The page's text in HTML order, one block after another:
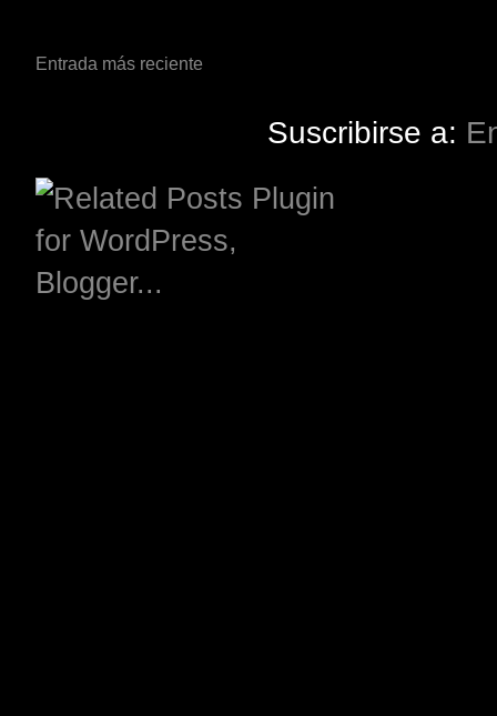
Entrada más reciente
Suscribirse a: